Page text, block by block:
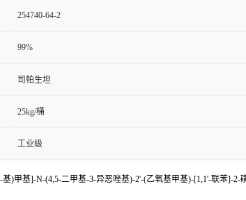
254740-64-2
99%
司帕生坦
25kg/桶
工业级
)甲基]-N-(4,5-二甲基-3-异恶唑基)-2'-(乙氧基甲基)-[1,1'-联苯]-2-